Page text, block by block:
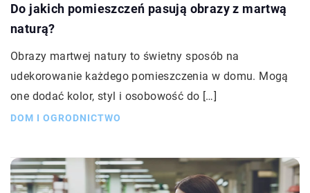
Do jakich pomieszczeń pasują obrazy z martwą
naturą?
Obrazy martwej natury to świetny sposób na
udekorowanie każdego pomieszczenia w domu. Mogą
one dodać kolor, styl i osobowość do […]
DOM I OGRODNICTWO